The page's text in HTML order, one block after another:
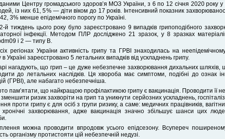
Центру громадського здоров’я МОЗ України, з 6 по 12 січня 2020 року
із них 61, 5% — діти віком до 17 років. Інтенсивний показник
3% менше епідемічного порогу по Україні.
й тиждень цього року було зареєстровано 9 випадків грипоподібного
інфекції. Методом ПЛР досліджено 21 зразок, у 8 зразках
і 2 — типу B.
регіонах України активність грипу та ГРВІ знаходилась на
в Україні зареєстровано 5 летальних випадків від ускладнень грипу.
нагадують, що грип – це дуже небезпечне захворювання дихальних шляхів,
до летальних наслідків. Ця хвороба має симптоми, подібні до ознак
(ГРВІ), але набагато небезпечніша.
пам’ятати, що найкращою профілактикою грипу є вакцинація. Проводити її
зменшити ризик захворіти на грип та уникнути серйозних ускладнень,
проти грипу є для осіб з групи ризику, а саме: медичних працівників,
захворювання, адже вакцинація значно збільшує шанси цих
можна проводити впродовж усього епідсезону. Всупереч
організму протистояти цій небезпечній недузі.